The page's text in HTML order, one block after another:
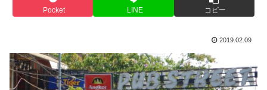
Pocket LINE コピー
2019.02.09